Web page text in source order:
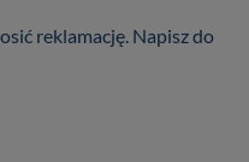
reklamację. Napisz do